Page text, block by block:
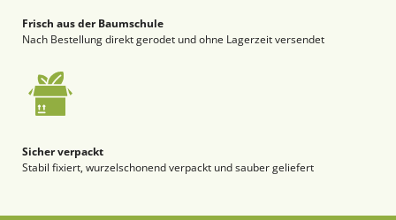
Frisch aus der Baumschule
Nach Bestellung direkt gerodet und ohne Lagerzeit versendet
Sicher verpackt
Stabil fixiert, wurzelschonend verpackt und sauber geliefert